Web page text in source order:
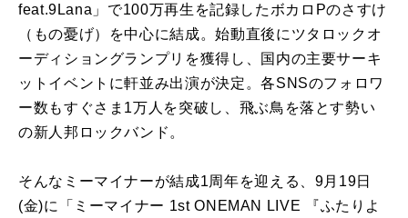
feat.9Lana」で100万再生を記録したボカロPのさすけ
（もの憂げ）を中心に結成。始動直後にツタロックオ
ーディショングランプリを獲得し、国内の主要サーキ
ットイベントに軒並み出演が決定。各SNSのフォロワ
ー数もすぐさま1万人を突破し、飛ぶ鳥を落とす勢い
の新人邦ロックバンド。
そんなミーマイナーが結成1周年を迎える、9月19日
(金)に「ミーマイナー 1st ONEMAN LIVE 『ふたりよ